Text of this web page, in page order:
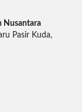
Nusantara
Pasir Kuda,